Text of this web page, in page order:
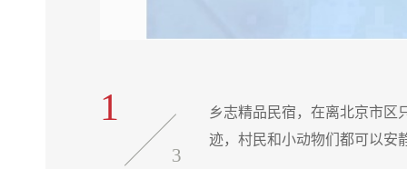
1
3
乡志精品民宿，在离北京市区
迹，村民和小动物们都可以安